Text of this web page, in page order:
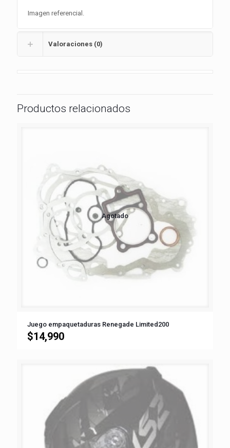
Imagen referencial.
Valoraciones (0)
Productos relacionados
Agotado
Juego empaquetaduras Renegade Limited200
$14,990